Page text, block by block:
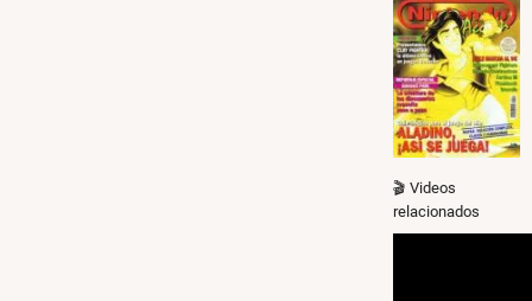
🎬 Videos
relacionados